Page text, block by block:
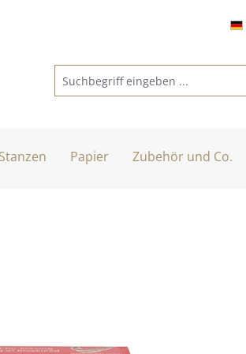
Stanzen Papier Zubehör und Co.